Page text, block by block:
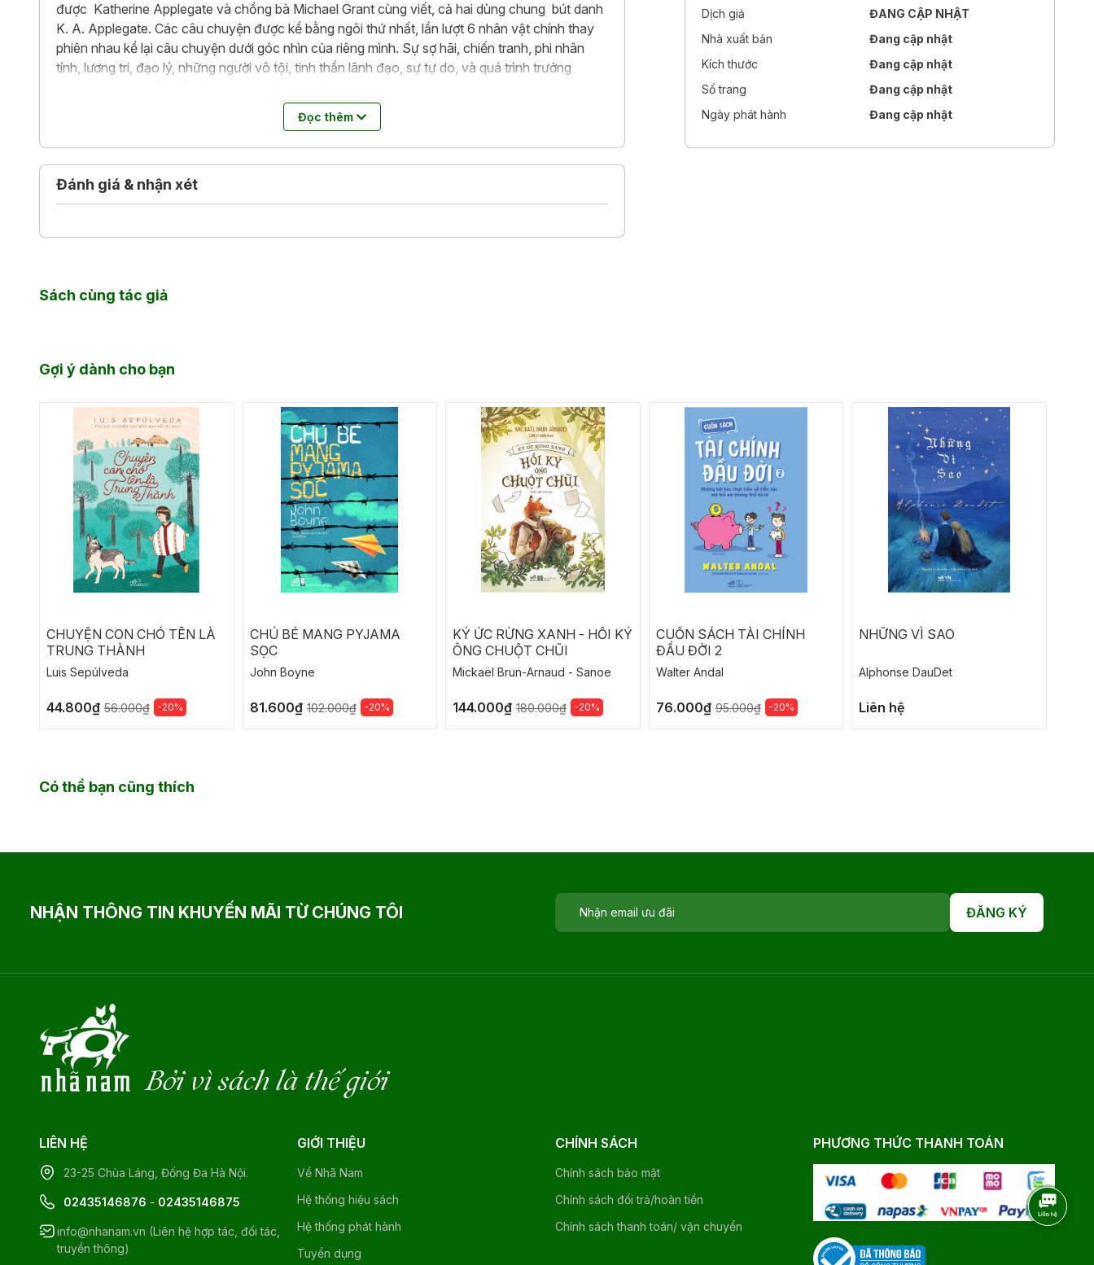
được Katherine Applegate và chồng bà Michael Grant cùng viết, cả hai dùng chung bút danh
K. A. Applegate. Các câu chuyện được kể bằng ngôi thứ nhất, lần lượt 6 nhân vật chính thay
phiên nhau kể lại câu chuyện dưới góc nhìn của riêng mình. Sự sợ hãi, chiến tranh, phi nhân
tính, lương tri, đạo lý, những người vô tội, tinh thần lãnh đạo, sự tự do, và quá trình trưởng
Đọc thêm
Đánh giá & nhận xét
Dịch giả
ĐANG CẬP NHẬT
Nhà xuất bản
Đang cập nhật
Kích thước
Đang cập nhật
Số trang
Đang cập nhật
Ngày phát hành
Đang cập nhật
Sách cùng tác giả
Gợi ý dành cho bạn
CHUYỆN CON CHÓ TÊN LÀ
TRUNG THÀNH
Luis Sepúlveda
44.800₫ 56.000₫ -20%
CHÚ BÉ MANG PYJAMA
SỌC
John Boyne
81.600₫ 102.000₫ -20%
KÝ ỨC RỪNG XANH - HỒI KÝ
ÔNG CHUỘT CHŨI
Mickaël Brun-Arnaud - Sanoe
144.000₫ 180.000₫ -20%
CUỐN SÁCH TÀI CHÍNH
ĐẦU ĐỜI 2
Walter Andal
76.000₫ 95.000₫ -20%
NHỮNG VÌ SAO
Alphonse DauDet
Liên hệ
Có thể bạn cũng thích
NHẬN THÔNG TIN KHUYẾN MÃI TỪ CHÚNG TÔI ĐĂNG KÝ
Bởi vì sách là thế giới
LIÊN HỆ
23-25 Chùa Láng, Đống Đa Hà Nội.
02435146876 - 02435146875
info@nhanam.vn (Liên hệ hợp tác, đối tác,
truyền thông)
GIỚI THIỆU
Về Nhã Nam
Hệ thống hiệu sách
Hệ thống phát hành
Tuyển dụng
CHÍNH SÁCH
Chính sách bảo mật
Chính sách đổi trả/hoàn tiền
Chính sách thanh toán/ vận chuyển
PHƯƠNG THỨC THANH TOÁN